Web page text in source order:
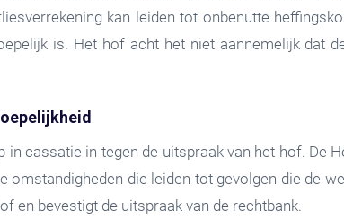
kan leiden tot onbenutte
is. Het hof acht het niet aannemelijk dat
cassatie in tegen de uitspraak van het hof. De
omstandigheden die leiden tot gevolgen die de
en bevestigt de uitspraak van de rechtbank.